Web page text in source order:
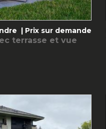
| Prix sur demande
terrasse et vue